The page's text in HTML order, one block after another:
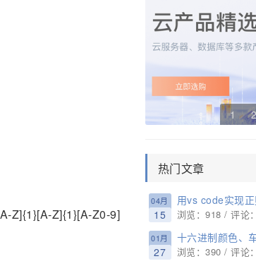
Z]{1}[A-Z]{1}[A-Z0-9]
1
热门文章
04月
15
用vs code实现正则
浏览：918 / 评论
01月
27
十六进制颜色、车牌号正
浏览：390 / 评论